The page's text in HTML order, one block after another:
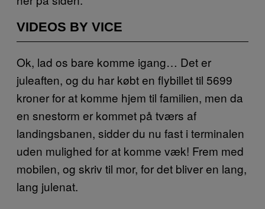
VIDEOS BY VICE
Ok, lad os bare komme igang… Det er
juleaften, og du har købt en flybillet til 5699
kroner for at komme hjem til familien, men da
en snestorm er kommet på tværs af
landingsbanen, sidder du nu fast i terminalen
uden mulighed for at komme væk! Frem med
mobilen, og skriv til mor, for det bliver en lang,
lang julenat.